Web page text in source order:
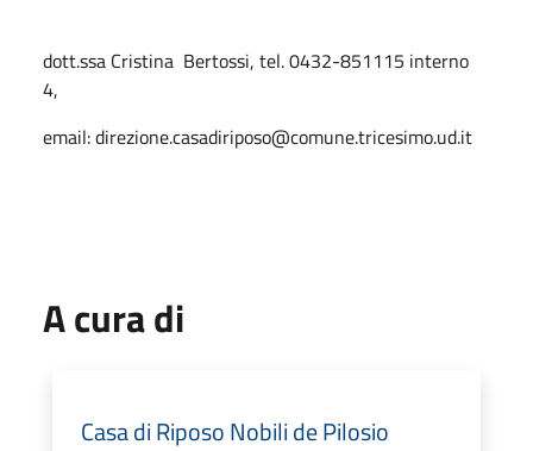
dott.ssa Cristina Bertossi, tel. 0432-851115 interno
4,
email: direzione.casadiriposo@comune.tricesimo.ud.it
A cura di
Casa di Riposo Nobili de Pilosio